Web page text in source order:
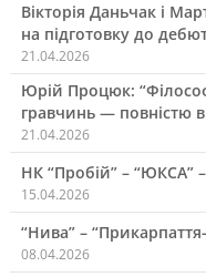
Вікторія Даньчак і
на підготовку до
21.04.2026
Юрій Процюк:
гравчинь — повністю
21.04.2026
НК “Пробій” – “ЮКСА”
15.04.2026
“Нива” –
08.04.2026